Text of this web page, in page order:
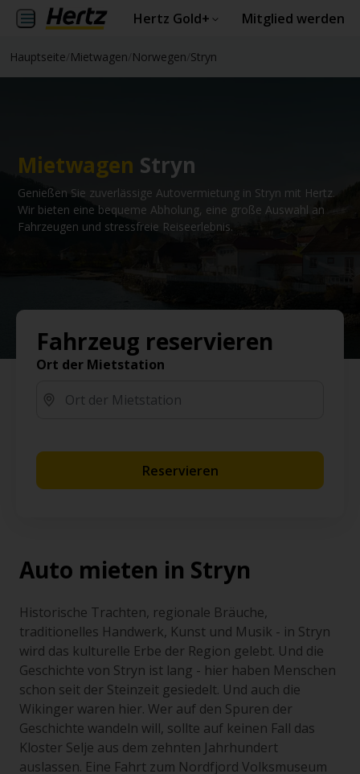
Hertz Gold+ Mitglied werden
Hauptseite Mietwagen Norwegen Stryn
Mietwagen Stryn
Genießen Sie zuverlässige Autovermietung in Stryn mit Hertz.
Wir bieten eine bequeme Abholung, eine große Auswahl an
Fahrzeugen und stressfreie Reiseerlebnis.
Fahrzeug reservieren
Ort der Mietstation
Reservieren
Auto mieten in Stryn
Historische Trachten, regionale Bräuche,
traditionelles Handwerk, Kunst und Musik - in Stryn
wird das kulturelle Erbe der Region gelebt. Und die
Geschichte von Stryn ist lang - hier haben Menschen
schon seit der Steinzeit gesiedelt. Und auch die
Wikinger waren hier. Wer auf den Spuren der
Geschichte wandeln will, sollte auf keinen Fall das
Kloster Selje aus dem zehnten Jahrhundert
auslassen. Eine Fahrt zum Nordfjord Volksmuseum